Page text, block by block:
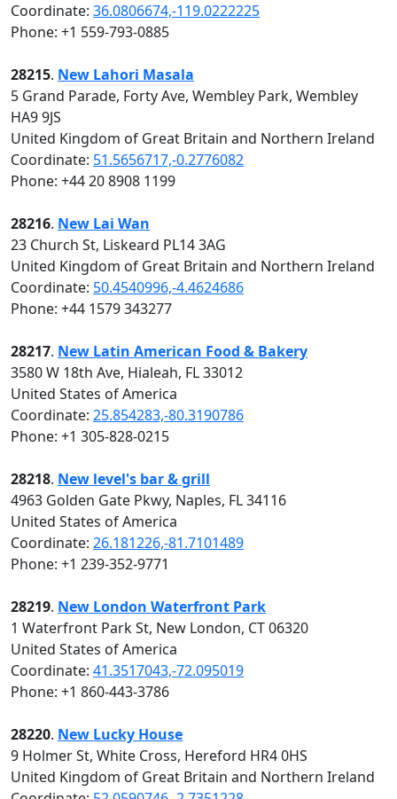
Coordinate: 36.0806674,-119.0222225
Phone: +1 559-793-0885
28215. New Lahori Masala
5 Grand Parade, Forty Ave, Wembley Park, Wembley
HA9 9JS
United Kingdom of Great Britain and Northern Ireland
Coordinate: 51.5656717,-0.2776082
Phone: +44 20 8908 1199
28216. New Lai Wan
23 Church St, Liskeard PL14 3AG
United Kingdom of Great Britain and Northern Ireland
Coordinate: 50.4540996,-4.4624686
Phone: +44 1579 343277
28217. New Latin American Food & Bakery
3580 W 18th Ave, Hialeah, FL 33012
United States of America
Coordinate: 25.854283,-80.3190786
Phone: +1 305-828-0215
28218. New level's bar & grill
4963 Golden Gate Pkwy, Naples, FL 34116
United States of America
Coordinate: 26.181226,-81.7101489
Phone: +1 239-352-9771
28219. New London Waterfront Park
1 Waterfront Park St, New London, CT 06320
United States of America
Coordinate: 41.3517043,-72.095019
Phone: +1 860-443-3786
28220. New Lucky House
9 Holmer St, White Cross, Hereford HR4 0HS
United Kingdom of Great Britain and Northern Ireland